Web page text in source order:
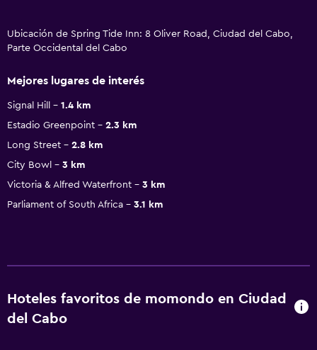
Ubicación de Spring Tide Inn: 8 Oliver Road, Ciudad del Cabo,
Parte Occidental del Cabo
Mejores lugares de interés
Signal Hill
1.4 km
Estadio Greenpoint
2.3 km
Long Street
2.8 km
City Bowl
3 km
Victoria & Alfred Waterfront
3 km
Parliament of South Africa
3.1 km
Hoteles favoritos de momondo en Ciudad
del Cabo